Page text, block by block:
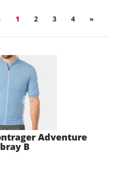
1 2 3 4
»
Adventure
B